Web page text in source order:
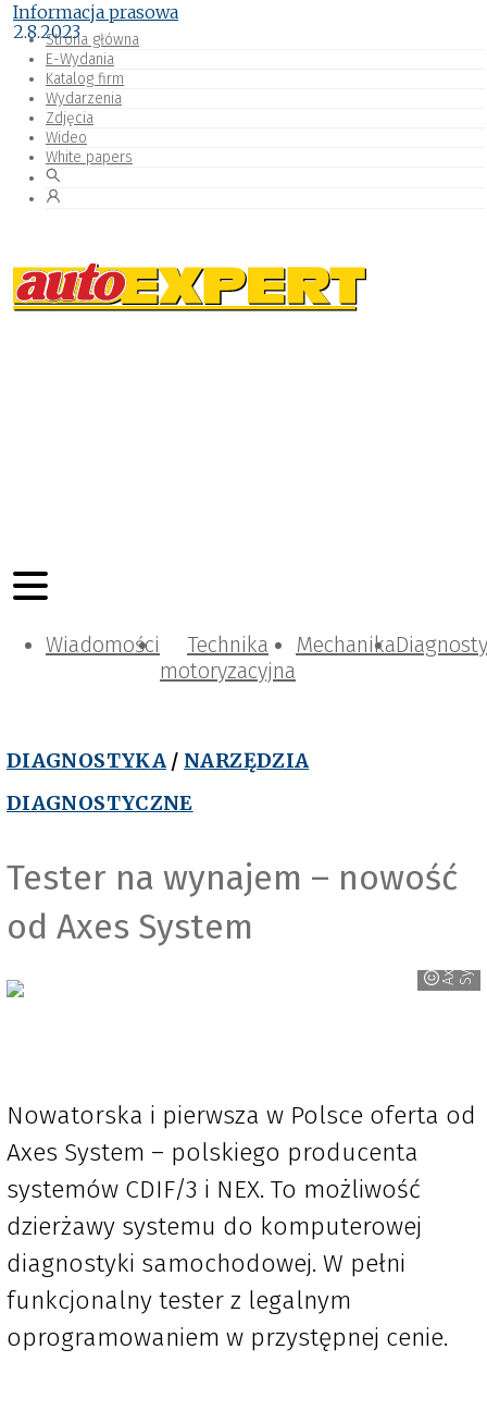
Strona główna
E-Wydania
Katalog firm
Wydarzenia
Zdjęcia
Wideo
White papers
Wiadomości
Technika
motoryzacyjna
Mechanika
DIAGNOSTYKA / NARZĘDZIA
DIAGNOSTYCZNE
Tester na wynajem – nowość
od Axes System
A
x
e
s
S
y
s
t
em
Informacja prasowa
2.8.2023
Nowatorska i pierwsza w Polsce oferta od
Axes System – polskiego producenta
systemów CDIF/3 i NEX. To możliwość
dzierżawy systemu do komputerowej
diagnostyki samochodowej. W pełni
funkcjonalny tester z legalnym
oprogramowaniem w przystępnej cenie.